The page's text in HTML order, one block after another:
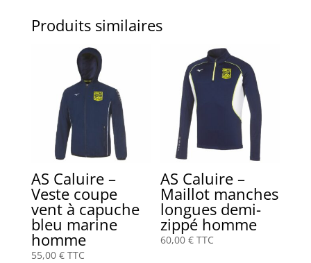
Produits similaires
AS Caluire –
Veste coupe
vent à capuche
bleu marine
homme
55,00 € TTC
AS Caluire –
Maillot manches
longues demi-
zippé homme
60,00€ TTC